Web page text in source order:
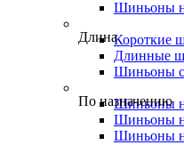
Шиньоны
ДлинаКороткие
Длинные
Шиньоны
По назначению
Шиньоны
Шиньоны
Шиньоны